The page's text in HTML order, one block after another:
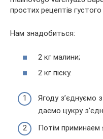
Нам знадобиться:
2 кг малини;
2 кг піску.
Ягоду з’єднуємо
даємо цукру
Потім приминаем